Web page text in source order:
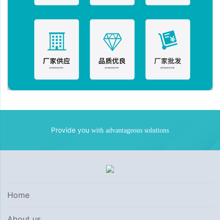
Provide you with advantageous solutions
Home